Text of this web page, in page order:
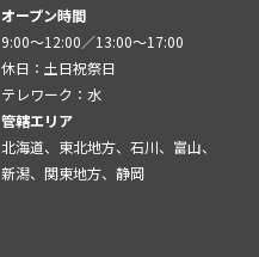
オープン時間
9:00～12:00／13:00～17:00
休日：土日祝祭日
テレワーク：水
管轄エリア
北海道、東北地方、石川、富山、
新潟、関東地方、静岡